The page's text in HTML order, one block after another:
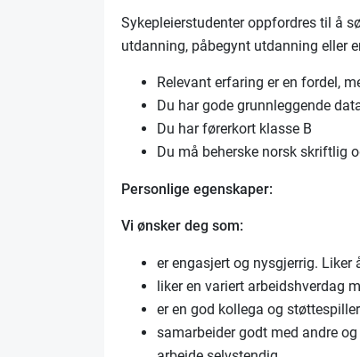
Sykepleierstudenter oppfordres til å
utdanning, påbegynt utdanning eller
Relevant erfaring er en fordel,
Du har gode grunnleggende
Du har førerkort klasse B
Du må beherske norsk skriftlig
Personlige egenskaper:
Vi ønsker deg som:
er engasjert og nysgjerrig. Liker
liker en variert arbeidshverdag
er en god kollega og
samarbeider godt med andre